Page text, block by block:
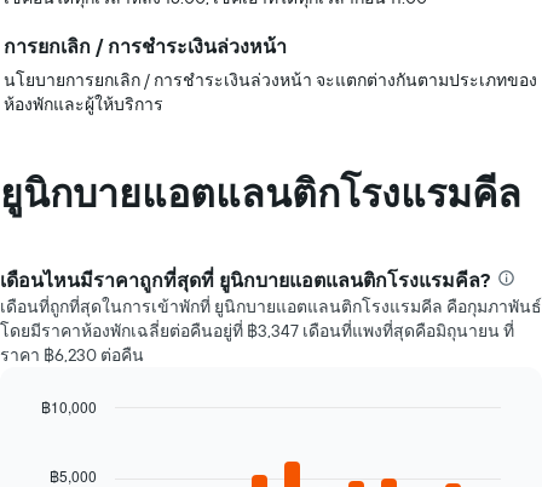
การยกเลิก / การชำระเงินล่วงหน้า
นโยบายการยกเลิก / การชำระเงินล่วงหน้า จะแตกต่างกันตามประเภทของ
ห้องพักและผู้ให้บริการ
ยูนิกบายแอตแลนติกโรงแรมคีล
เดือนไหนมีราคาถูกที่สุดที่ ยูนิกบายแอตแลนติกโรงแรมคีล?
เดือนที่ถูกที่สุดในการเข้าพักที่ ยูนิกบายแอตแลนติกโรงแรมคีล คือกุมภาพันธ์
โดยมีราคาห้องพักเฉลี่ยต่อคืนอยู่ที่ ฿3,347 เดือนที่แพงที่สุดคือมิถุนายน ที่
ราคา ฿6,230 ต่อคืน
with฿5,000
฿10,000